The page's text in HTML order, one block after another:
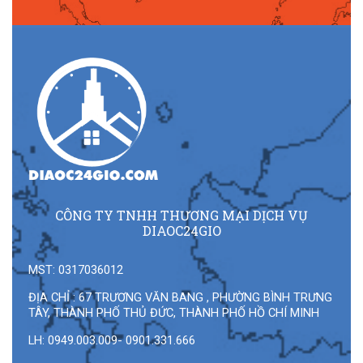
CÔNG TY TNHH THƯƠNG MẠI DỊCH VỤ
DIAOC24GIO
MST: 0317036012
ĐỊA CHỈ : 67 TRƯƠNG VĂN BANG , PHƯỜNG BÌNH TRƯNG
TÂY, THÀNH PHỐ THỦ ĐỨC, THÀNH PHỐ HỒ CHÍ MINH
LH: 0949.003.009- 0901.331.666